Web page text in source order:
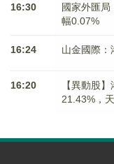
16:30
國家外匯局
幅0.07%
16:24 山金國際：
16:20
【異動股
21.43%，